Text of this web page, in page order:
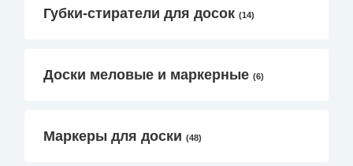
Губки-стиратели для досок (14)
Доски меловые и маркерные (6)
Маркеры для доски (48)